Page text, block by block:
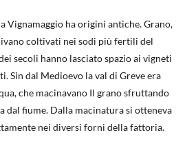
Vignamaggio ha origini antiche. Grano,
coltivati nei sodi più fertili del
secoli hanno lasciato spazio ai vigneti
Sin dal Medioevo la val di Greve era
che macinavano Il grano sfruttando
dal fiume. Dalla macinatura si otteneva
nei diversi forni della fattoria.